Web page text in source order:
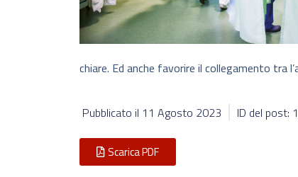
chiare. Ed anche favorire il collegamento tra
Pubblicato il 11 Agosto 2023 ID del post:
Scarica PDF